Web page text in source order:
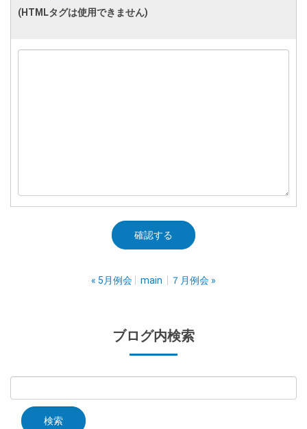
(HTMLタグは使用できません)
« 5月例会 main ７月例会 »
ブログ内検索